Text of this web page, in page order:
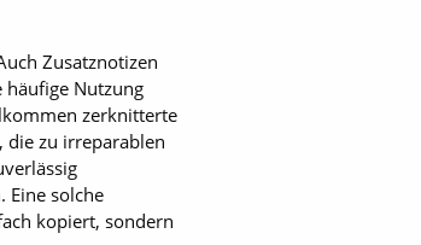
Zusatznotizen
häufige Nutzung
zerknitterte
die zu irreparablen
Eine solche
kopiert, sondern